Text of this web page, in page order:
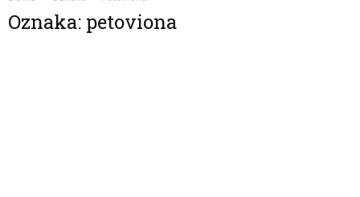
Oznaka: petoviona